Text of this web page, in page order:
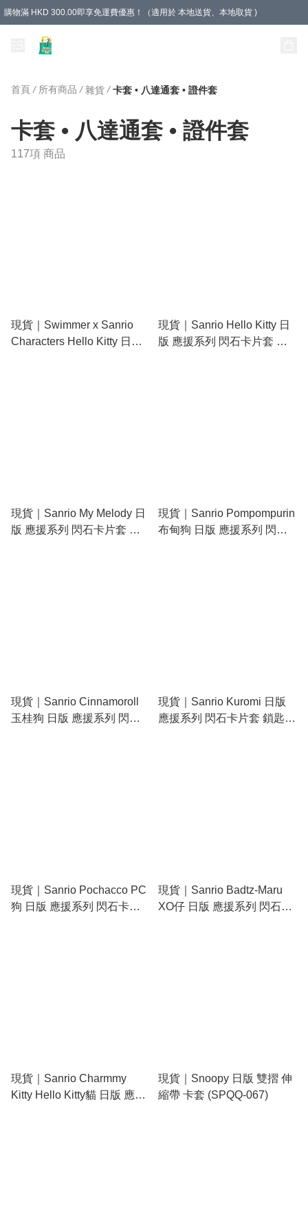
購物滿 HKD 300.00即享免運費優惠！（適用於 本地送貨、本地取貨 )
首頁 / 所有商品 / 雜貨 / 卡套 • 八達通套 • 證件套
卡套 • 八達通套 • 證件套
117項 商品
現貨｜Swimmer x Sanrio
Characters Hello Kitty 日版
現貨｜Sanrio Hello Kitty 日
版 應援系列 閃石卡片套 鎖
現貨｜Sanrio My Melody 日
版 應援系列 閃石卡片套 鎖
現貨｜Sanrio Pompompurin
布甸狗 日版 應援系列 閃石
現貨｜Sanrio Cinnamoroll
玉桂狗 日版 應援系列 閃石
現貨｜Sanrio Kuromi 日版
應援系列 閃石卡片套 鎖匙扣
現貨｜Sanrio Pochacco PC
狗 日版 應援系列 閃石卡片
現貨｜Sanrio Badtz-Maru
XO仔 日版 應援系列 閃石卡
現貨｜Sanrio Charmmy
Kitty Hello Kitty貓 日版 應援
現貨｜Snoopy 日版 雙摺 伸
縮帶 卡套 (SPQQ-067)